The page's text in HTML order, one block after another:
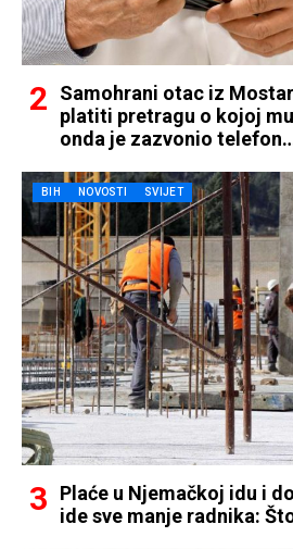
Samohrani otac iz
platiti pretragu o kojoj
onda je zazvonio
BIH NOVOSTI SVIJET
Plaće u Njemačkoj idu i
ide sve manje radnika: